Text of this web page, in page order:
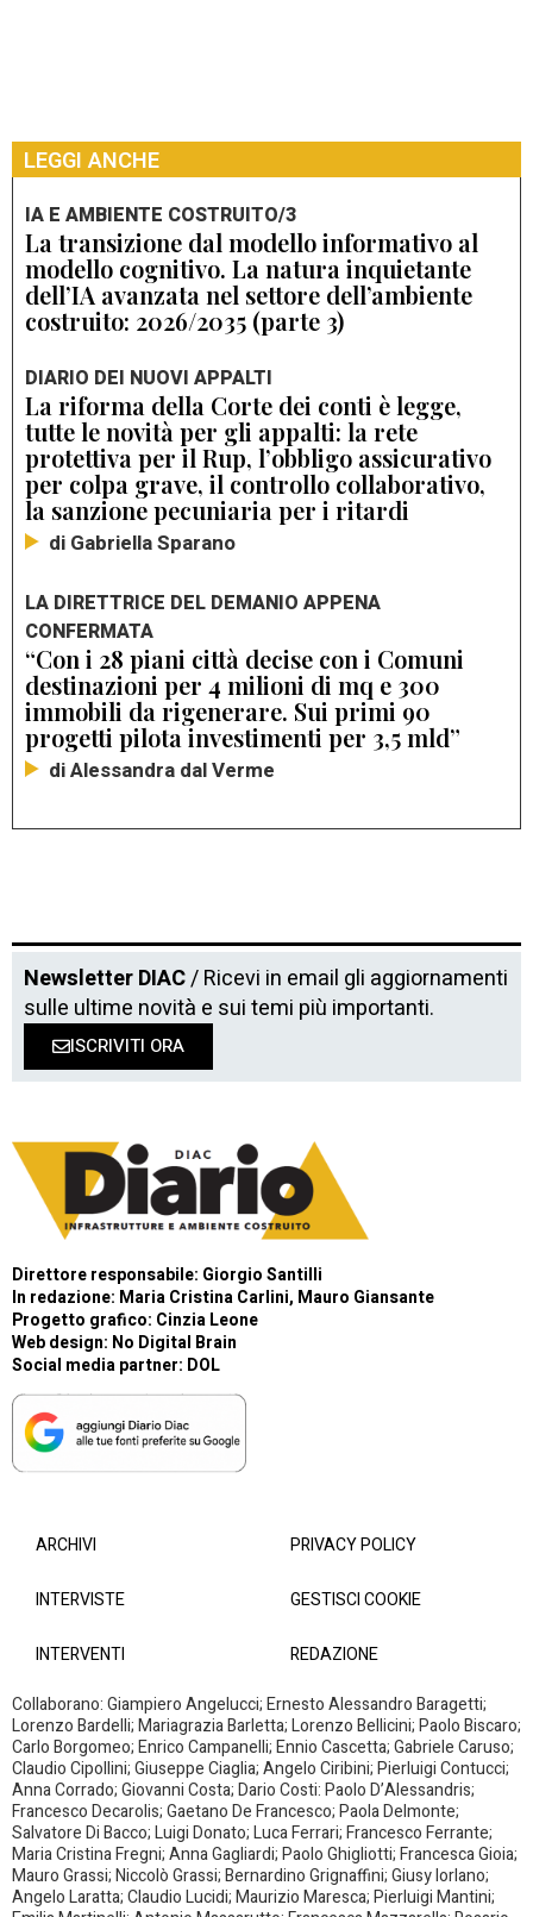
LEGGI ANCHE
IA E AMBIENTE COSTRUITO/3
La transizione dal modello informativo al
modello cognitivo. La natura inquietante
dell’IA avanzata nel settore dell’ambiente
costruito: 2026/2035 (parte 3)
DIARIO DEI NUOVI APPALTI
La riforma della Corte dei conti è legge,
tutte le novità per gli appalti: la rete
protettiva per il Rup, l’obbligo assicurativo
per colpa grave, il controllo collaborativo,
la sanzione pecuniaria per i ritardi
di Gabriella Sparano
LA DIRETTRICE DEL DEMANIO APPENA
CONFERMATA
“Con i 28 piani città decise con i Comuni
destinazioni per 4 milioni di mq e 300
immobili da rigenerare. Sui primi 90
progetti pilota investimenti per 3,5 mld”
di Alessandra dal Verme
Newsletter DIAC/ Ricevi in email gli aggiornamenti
sulle ultime novità e sui temi più importanti.
ISCRIVITI ORA
Direttore responsabile: Giorgio Santilli
In redazione: Maria Cristina Carlini, Mauro Giansante
Progetto grafico: Cinzia Leone
Web design: No Digital Brain
Social media partner: DOL
ARCHIVI
INTERVISTE
INTERVENTI
PRIVACY POLICY
GESTISCI COOKIE
REDAZIONE
Collaborano: Giampiero Angelucci; Ernesto Alessandro Baragetti;
Lorenzo Bardelli; Mariagrazia Barletta; Lorenzo Bellicini; Paolo Biscaro;
Carlo Borgomeo; Enrico Campanelli; Ennio Cascetta; Gabriele Caruso;
Claudio Cipollini; Giuseppe Ciaglia; Angelo Ciribini; Pierluigi Contucci;
Anna Corrado; Giovanni Costa; Dario Costi: Paolo D’Alessandris;
Francesco Decarolis; Gaetano De Francesco; Paola Delmonte;
Salvatore Di Bacco; Luigi Donato; Luca Ferrari; Francesco Ferrante;
Maria Cristina Fregni; Anna Gagliardi; Paolo Ghigliotti; Francesca Gioia;
Mauro Grassi; Niccolò Grassi; Bernardino Grignaffini; Giusy Iorlano;
Angelo Laratta; Claudio Lucidi; Maurizio Maresca; Pierluigi Mantini;